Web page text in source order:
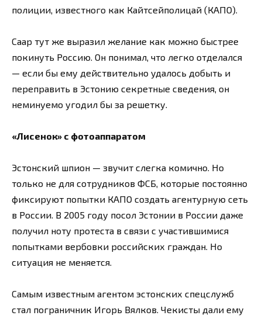
полиции, известного как Кайтсейполицай (КАПО).
Саар тут же выразил желание как можно быстрее
покинуть Россию. Он понимал, что легко отделался
— если бы ему действительно удалось добыть и
переправить в Эстонию секретные сведения, он
неминуемо угодил бы за решетку.
«Лисенок» с фотоаппаратом
Эстонский шпион — звучит слегка комично. Но
только не для сотрудников ФСБ, которые постоянно
фиксируют попытки КАПО создать агентурную сеть
в России. В 2005 году посол Эстонии в России даже
получил ноту протеста в связи с участившимися
попытками вербовки российских граждан. Но
ситуация не меняется.
Самым известным агентом эстонских спецслужб
стал пограничник Игорь Вялков. Чекисты дали ему